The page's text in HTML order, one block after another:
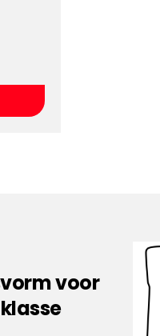
voor